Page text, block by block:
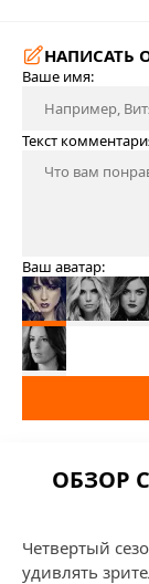
НАПИСАТЬ
Ваше имя:
Текст
Ваш аватар:
ОБЗОР
Четвертый
удивлять